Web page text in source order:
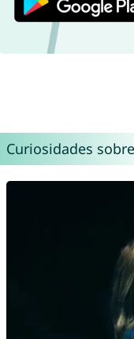
Curiosidades